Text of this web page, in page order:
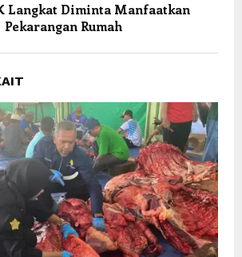
Langkat Diminta Manfaatkan
Pekarangan Rumah